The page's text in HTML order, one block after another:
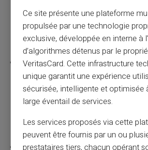
Veritas concierge service
customers to save time and
their moments of relaxation.
Unlike traditional establishments
require multiple eligibility
end My Reserve VERITAS
a minimum balance of 5,000
change without notice)
So don’t wait any longer, apply
Ce site présente une plateforme
propulsée par une technologie
exclusive, développée en interne à
d’algorithmes détenus par le
VeritasCard. Cette infrastructure
unique garantit une expérience
sécurisée, intelligente et optimisée
large éventail de services.
Les services proposés via cette
peuvent être fournis par un ou
prestataires tiers, chacun opérant